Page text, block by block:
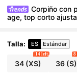
Corpiño con
age, top corto
Talla: ES Estándar
34(XS)
14 left
36 (S)
8